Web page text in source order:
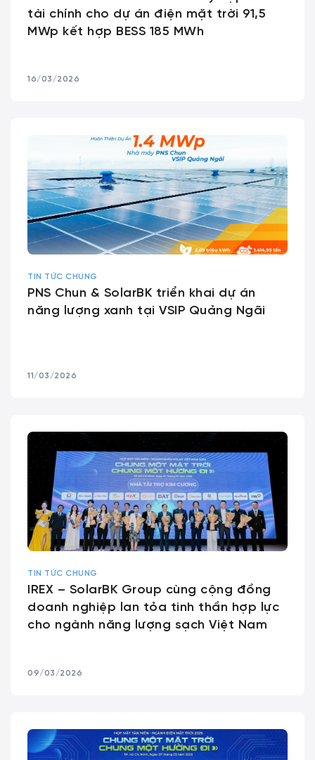
tài chính cho dự án điện mặt trời 91,5
MWp kết hợp BESS 185 MWh
16/03/2026
TIN TỨC CHUNG
PNS Chun & SolarBK triển khai dự án
năng lượng xanh tại VSIP Quảng Ngãi
11/03/2026
TIN TỨC CHUNG
IREX – SolarBK Group cùng cộng đồng
doanh nghiệp lan tỏa tinh thần hợp lực
cho ngành năng lượng sạch Việt Nam
09/03/2026